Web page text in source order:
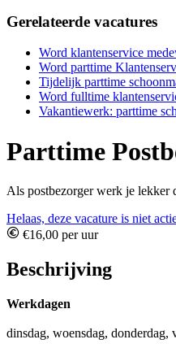
Gerelateerde vacatures
Word klantenservice
Word parttime
Tijdelijk parttime
Word fulltime
Vakantiewerk: parttime
Parttime
Als postbezorger werk je lekker
Helaas, deze vacature is niet
€16,00 per uur
Beschrijving
Werkdagen
dinsdag, woensdag, donderdag,